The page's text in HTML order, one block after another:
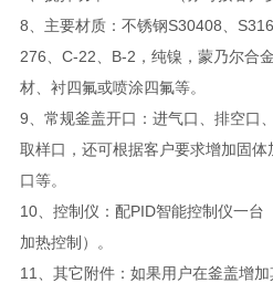
8、主要材质：不锈钢S30408、
276、C-22、B-2，纯镍，蒙乃尔合
材、衬四氟或喷涂四氟等。
9、常规釜盖开口：进气口、排空口
取样口，还可根据客户要求增加固
口等。
10、控制仪：配PID智能控制仪一台
加热控制）。
11、其它附件：如果用户在釜盖增